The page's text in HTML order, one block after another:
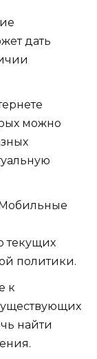
дать
можно
Мобильные
текущих
политики.
к
найти